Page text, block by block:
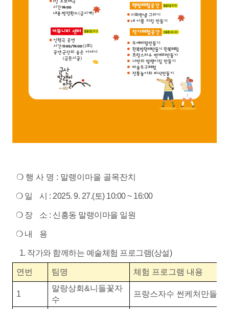
❍ 행 사 명 : 말랭이마을 골목잔치
❍ 일 시 : 2025. 9. 27.(토) 10:00 ~ 16:00
❍ 장 소 : 신흥동 말랭이마을 일원
❍ 내 용
1. 작가와 함께하는 예술체험 프로그램(상설)
연번 팀명 체험 프로그램 내용
1
말랑상회&니들꽃자
수
프랑스자수 썬케처만들기